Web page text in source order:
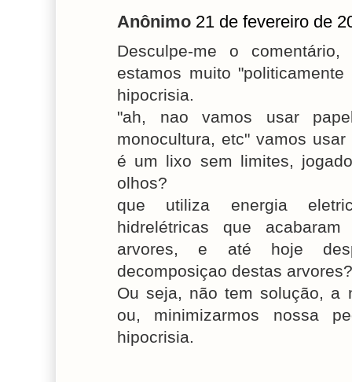
Anônimo 21 de fevereiro de
Desculpe-me o
estamos muito
hipocrisia.
"ah, nao vamos usar
monocultura, etc" vamos
é um lixo sem limites,
olhos?
que utiliza energia
hidrelétricas que
arvores, e até hoje
decomposiçao destas arvores?
Ou seja, não tem solução, a
ou, minimizarmos nossa
hipocrisia.